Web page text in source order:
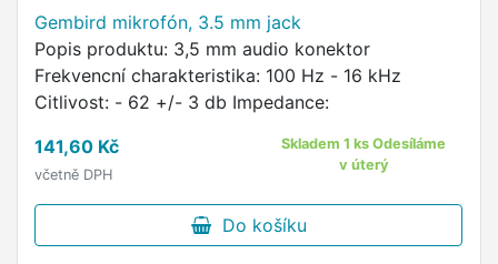
Gembird mikrofón, 3.5 mm jack
Popis produktu: 3,5 mm audio konektor
Frekvencní charakteristika: 100 Hz - 16 kHz
Citlivost: - 62 +/- 3 db Impedance:
141,60 Kč
včetně DPH
Skladem 1 ks Odesíláme
v úterý
Do košíku